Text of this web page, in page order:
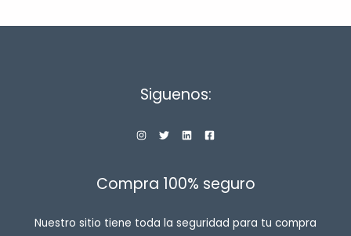
Siguenos:
Compra 100% seguro
Nuestro sitio tiene toda la seguridad para tu compra